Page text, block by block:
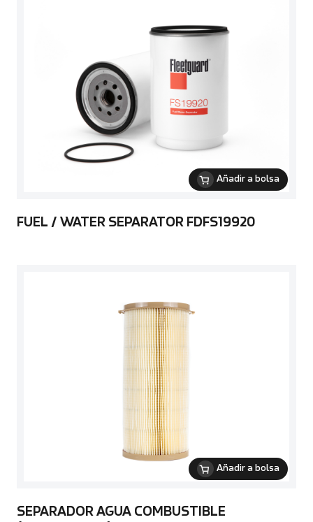
Añadir a bolsa
FUEL / WATER SEPARATOR FDFS19920
Añadir a bolsa
SEPARADOR AGUA COMBUSTIBLE